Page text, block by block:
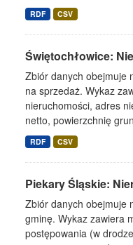
RDF CSV
Świętochłowice:
Zbiór danych obejmuje
na sprzedaż. Wykaz
nieruchomości, adres
netto, powierzchnię
RDF CSV
Piekary Śląskie:
Zbiór danych obejmuje
gminę. Wykaz zawiera
postępowania (w